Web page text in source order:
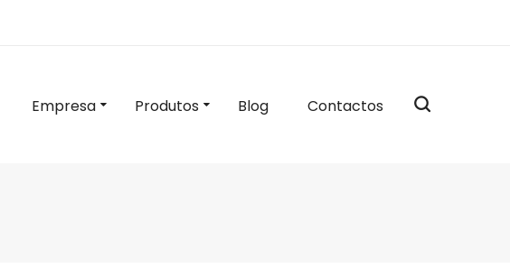
Empresa Produtos Blog Contactos